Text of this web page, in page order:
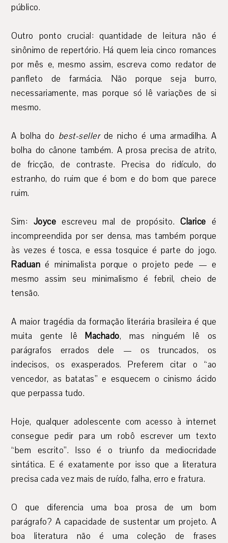
público.
Outro ponto crucial: quantidade de leitura não é
sinônimo de repertório. Há quem leia cinco romances
por mês e, mesmo assim, escreva como redator de
panfleto de farmácia. Não porque seja burro,
necessariamente, mas porque só lê variações de si
mesmo.
A bolha do best-sellerde nicho é uma armadilha. A
bolha do cânone também. A prosa precisa de atrito,
de fricção, de contraste. Precisa do ridículo, do
estranho, do ruim que é bom e do bom que parece
ruim.
Sim: Joyce escreveu mal de propósito.Clarice é
incompreendida por ser densa, mas também porque
às vezes é tosca, e essa tosquice é parte do jogo.
Raduan é minimalista porque o projeto pede — e
mesmo assim seu minimalismo é febril, cheio de
tensão.
A maior tragédia da formação literária brasileira é que
muita gente lêMachado, mas ninguém lê os
parágrafos errados dele — os truncados, os
indecisos, os exasperados. Preferem citar o “ao
vencedor, as batatas” e esquecem o cinismo ácido
que perpassa tudo.
Hoje, qualquer adolescente com acesso à internet
consegue pedir para um robô escrever um texto
“bem escrito”. Isso é o triunfo da mediocridade
sintática. E é exatamente por isso que a literatura
precisa cada vez mais de ruído, falha, erro e fratura.
O que diferencia uma boa prosa de um bom
parágrafo? A capacidade de sustentar um projeto. A
boa literatura não é uma coleção de frases